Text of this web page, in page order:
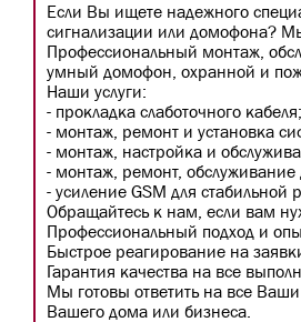
Если Вы ищете надежного
сигнализации или домофона?
Профессиональный монтаж,
умный домофон, охранной и
Наши услуги:
- прокладка слаботочного кабеля;
- монтаж, ремонт и установка
- монтаж, настройка и
- монтаж, ремонт,
- усиление GSM для стабильной
Обращайтесь к нам, если вам
Профессиональный подход и
Быстрое реагирование на
Гарантия качества на все
Мы готовы ответить на все
Вашего дома или бизнеса.